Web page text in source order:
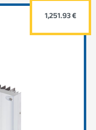
1,251.93 €